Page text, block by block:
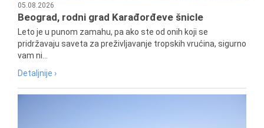
05.08.2026
Beograd, rodni grad Karađorđeve šnicle
Leto je u punom zamahu, pa ako ste od onih koji se
pridržavaju saveta za preživljavanje tropskih vrućina, sigurno
vam ni...
Detaljnije ›